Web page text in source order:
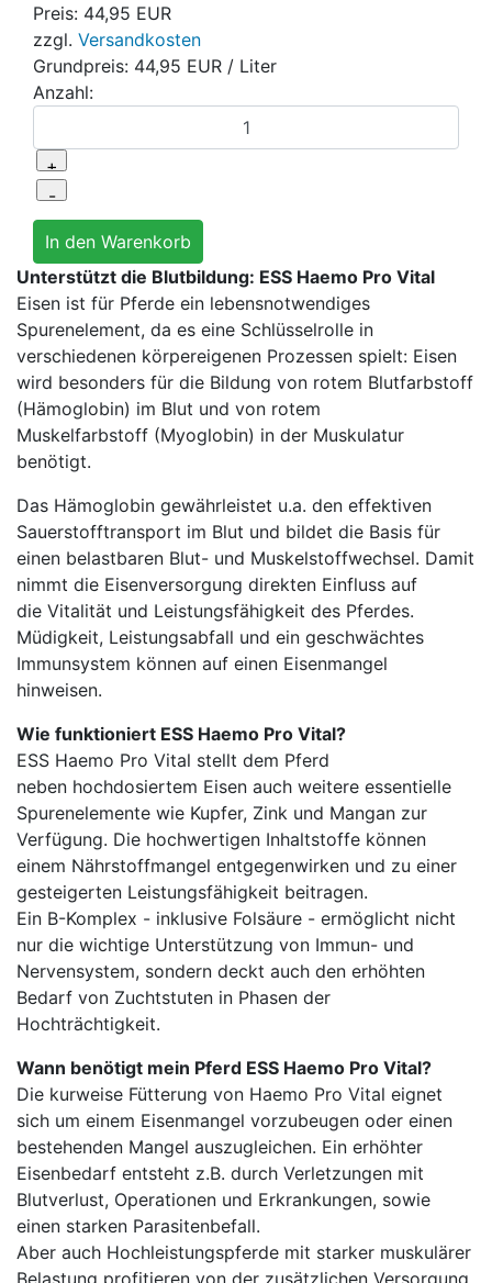
Preis: 44,95 EUR
zzgl. Versandkosten
Grundpreis: 44,95 EUR / Liter
Anzahl:
Unterstützt die Blutbildung: ESS Haemo Pro Vital
Eisen ist für Pferde ein lebensnotwendiges
Spurenelement, da es eine Schlüsselrolle in
verschiedenen körpereigenen Prozessen spielt: Eisen
wird besonders für die Bildung von rotem Blutfarbstoff
(Hämoglobin) im Blut und von rotem
Muskelfarbstoff (Myoglobin) in der Muskulatur
benötigt.
Das Hämoglobin gewährleistet u.a. den effektiven
Sauerstofftransport im Blut und bildet die Basis für
einen belastbaren Blut- und Muskelstoffwechsel. Damit
nimmt die Eisenversorgung direkten Einfluss auf
die Vitalität und Leistungsfähigkeit des Pferdes.
Müdigkeit, Leistungsabfall und ein geschwächtes
Immunsystem können auf einen Eisenmangel
hinweisen.
Wie funktioniert ESS Haemo Pro Vital?
ESS Haemo Pro Vital stellt dem Pferd
neben hochdosiertem Eisen auch weitere essentielle
Spurenelemente wie Kupfer, Zink und Mangan zur
Verfügung. Die hochwertigen Inhaltstoffe können
einem Nährstoffmangel entgegenwirken und zu einer
gesteigerten Leistungsfähigkeit beitragen.
Ein B-Komplex - inklusive Folsäure - ermöglicht nicht
nur die wichtige Unterstützung von Immun- und
Nervensystem, sondern deckt auch den erhöhten
Bedarf von Zuchtstuten in Phasen der
Hochträchtigkeit.
Wann benötigt mein Pferd ESS Haemo Pro Vital?
Die kurweise Fütterung von Haemo Pro Vital eignet
sich um einem Eisenmangel vorzubeugen oder einen
bestehenden Mangel auszugleichen. Ein erhöhter
Eisenbedarf entsteht z.B. durch Verletzungen mit
Blutverlust, Operationen und Erkrankungen, sowie
einen starken Parasitenbefall.
Aber auch Hochleistungspferde mit starker muskulärer
Belastung profitieren von der zusätzlichen Versorgung,